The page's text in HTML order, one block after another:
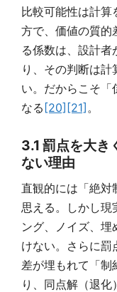
比較可能性は計
方で、価値の質的
る係数は、設計
り、その判断は
い。だからこそ「
なる [20] [21] 。
3.1 罰点を大き
ない理由
直観的には「絶対
思える。しかし現
ング、ノイズ、
けない。さらに罰
差が埋もれて「制
り、同点解（退